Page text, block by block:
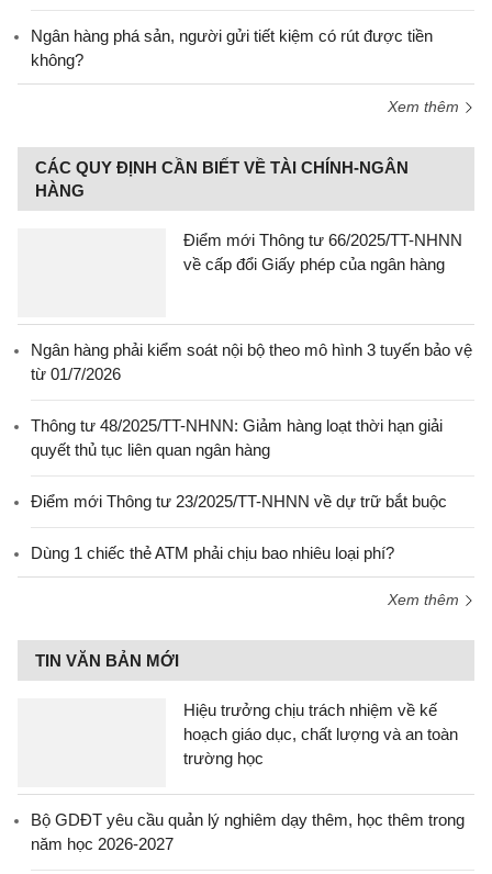
Ngân hàng phá sản, người gửi tiết kiệm có rút được tiền
không?
Xem thêm
CÁC QUY ĐỊNH CẦN BIẾT VỀ TÀI CHÍNH-NGÂN
HÀNG
Điểm mới Thông tư 66/2025/TT-NHNN
về cấp đổi Giấy phép của ngân hàng
Ngân hàng phải kiểm soát nội bộ theo mô hình 3 tuyến bảo vệ
từ 01/7/2026
Thông tư 48/2025/TT-NHNN: Giảm hàng loạt thời hạn giải
quyết thủ tục liên quan ngân hàng
Điểm mới Thông tư 23/2025/TT-NHNN về dự trữ bắt buộc
Dùng 1 chiếc thẻ ATM phải chịu bao nhiêu loại phí?
Xem thêm
TIN VĂN BẢN MỚI
Hiệu trưởng chịu trách nhiệm về kế
hoạch giáo dục, chất lượng và an toàn
trường học
Bộ GDĐT yêu cầu quản lý nghiêm dạy thêm, học thêm trong
năm học 2026-2027